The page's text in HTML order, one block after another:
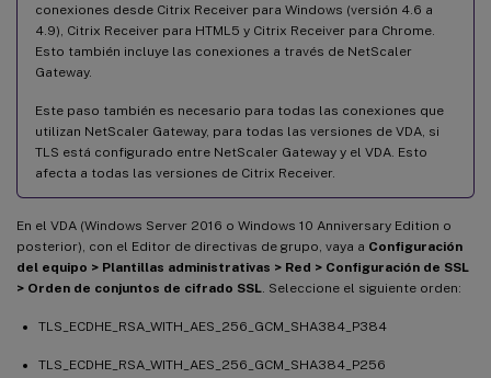
conexiones desde Citrix Receiver para Windows (versión 4.6 a
4.9), Citrix Receiver para HTML5 y Citrix Receiver para Chrome.
Esto también incluye las conexiones a través de NetScaler
Gateway.
Este paso también es necesario para todas las conexiones que
utilizan NetScaler Gateway, para todas las versiones de VDA, si
TLS está configurado entre NetScaler Gateway y el VDA. Esto
afecta a todas las versiones de Citrix Receiver.
En el VDA (Windows Server 2016 o Windows 10 Anniversary Edition o
posterior), con el Editor de directivas de grupo, vaya a Configuración
del equipo > Plantillas administrativas > Red > Configuración de SSL
> Orden de conjuntos de cifrado SSL . Seleccione el siguiente orden:
TLS_ECDHE_RSA_WITH_AES_256_GCM_SHA384_P384
TLS_ECDHE_RSA_WITH_AES_256_GCM_SHA384_P256